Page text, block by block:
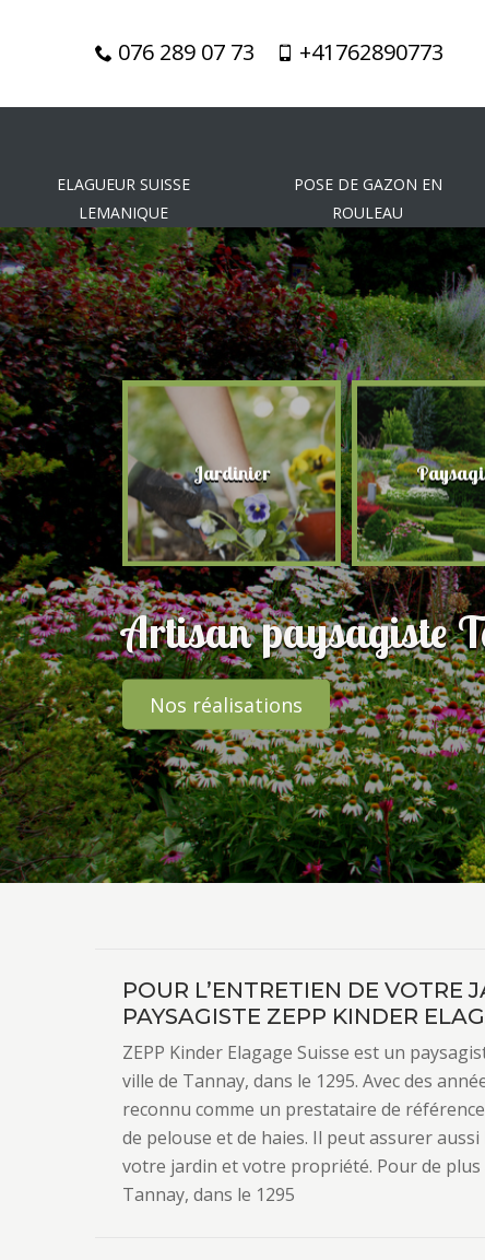
076 289 07 73 +41762890773
ELAGUEUR SUISSE
LEMANIQUE
POSE DE GAZON EN
ROULEAU
Jardinier
Artisan paysagiste
Nos réalisations
POUR L’ENTRETIEN DE VOTRE
PAYSAGISTE ZEPP KINDER
ZEPP Kinder Elagage Suisse est un
ville de Tannay, dans le 1295. Avec des
reconnu comme un prestataire de
de pelouse et de haies. Il peut assurer
votre jardin et votre propriété. Pour de
Tannay, dans le 1295